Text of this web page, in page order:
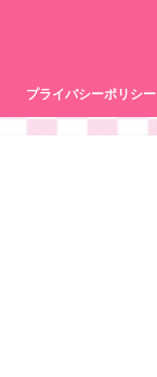
プライバシーポリシー